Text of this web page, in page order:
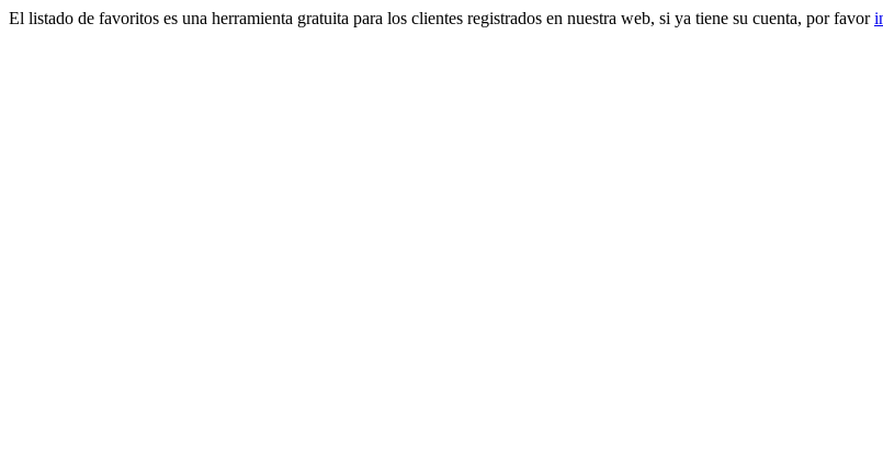
El listado de favoritos es una herramienta gratuita para los clientes registrados en nuestra web, si ya tiene su cuenta, por favor